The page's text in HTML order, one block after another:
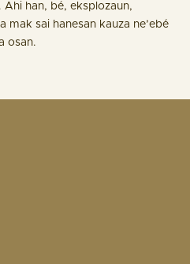
Ahi han, bé, eksplozaun,
mak sai hanesan kauza ne’ebé
osan.